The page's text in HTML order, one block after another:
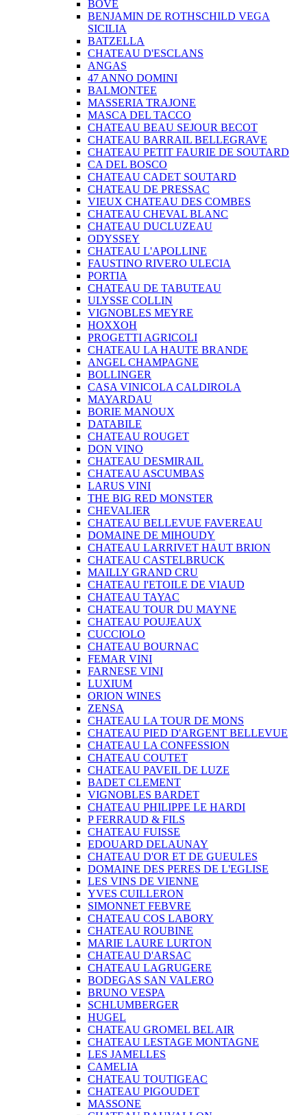
BOVE
BENJAMIN DE ROTHSCHILD VEGA
SICILIA
BATZELLA
CHATEAU D'ESCLANS
ANGAS
47 ANNO DOMINI
BALMONTEE
MASSERIA TRAJONE
MASCA DEL TACCO
CHATEAU BEAU SEJOUR BECOT
CHATEAU BARRAIL BELLEGRAVE
CHATEAU PETIT FAURIE DE SOUTARD
CA DEL BOSCO
CHATEAU CADET SOUTARD
CHATEAU DE PRESSAC
VIEUX CHATEAU DES COMBES
CHATEAU CHEVAL BLANC
CHATEAU DUCLUZEAU
ODYSSEY
CHATEAU L'APOLLINE
FAUSTINO RIVERO ULECIA
PORTIA
CHATEAU DE TABUTEAU
ULYSSE COLLIN
VIGNOBLES MEYRE
HOXXOH
PROGETTI AGRICOLI
CHATEAU LA HAUTE BRANDE
ANGEL CHAMPAGNE
BOLLINGER
CASA VINICOLA CALDIROLA
MAYARDAU
BORIE MANOUX
DATABILE
CHATEAU ROUGET
DON VINO
CHATEAU DESMIRAIL
CHATEAU ASCUMBAS
LARUS VINI
THE BIG RED MONSTER
CHEVALIER
CHATEAU BELLEVUE FAVEREAU
DOMAINE DE MIHOUDY
CHATEAU LARRIVET HAUT BRION
CHATEAU CASTELBRUCK
MAILLY GRAND CRU
CHATEAU I'ETOILE DE VIAUD
CHATEAU TAYAC
CHATEAU TOUR DU MAYNE
CHATEAU POUJEAUX
CUCCIOLO
CHATEAU BOURNAC
FEMAR VINI
FARNESE VINI
LUXIUM
ORION WINES
ZENSA
CHATEAU LA TOUR DE MONS
CHATEAU PIED D'ARGENT BELLEVUE
CHATEAU LA CONFESSION
CHATEAU COUTET
CHATEAU PAVEIL DE LUZE
BADET CLEMENT
VIGNOBLES BARDET
CHATEAU PHILIPPE LE HARDI
P FERRAUD & FILS
CHATEAU FUISSE
EDOUARD DELAUNAY
CHATEAU D'OR ET DE GUEULES
DOMAINE DES PERES DE L'EGLISE
LES VINS DE VIENNE
YVES CUILLERON
SIMONNET FEBVRE
CHATEAU COS LABORY
CHATEAU ROUBINE
MARIE LAURE LURTON
CHATEAU D'ARSAC
CHATEAU LAGRUGERE
BODEGAS SAN VALERO
BRUNO VESPA
SCHLUMBERGER
HUGEL
CHATEAU GROMEL BEL AIR
CHATEAU LESTAGE MONTAGNE
LES JAMELLES
CAMELIA
CHATEAU TOUTIGEAC
CHATEAU PIGOUDET
MASSONE